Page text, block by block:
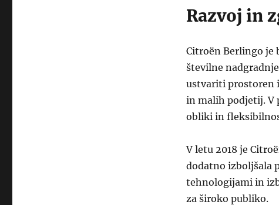
Razvoj in
Citroën Berlingo je
številne
ustvariti prostoren
in malih podjetij. V
obliki in
V letu 2018 je
dodatno izboljšala
tehnologijami in
za široko publiko.